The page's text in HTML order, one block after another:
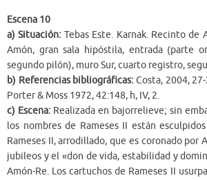
Escena 10
a) Situación: Tebas Este. Karnak. Recinto de
Amón, gran sala hipóstila, entrada (parte
segundo pilón), muro Sur, cuarto registro,
b) Referencias bibliográficas: Costa, 2004,
Porter & Moss 1972, 42:148, h, IV, 2.
c) Escena: Realizada en bajorrelieve; sin
los nombres de Rameses II están
Rameses II, arrodillado, que es coronado por
jubileos y el «don de vida, estabilidad y
Amón-Re. Los cartuchos de Rameses II